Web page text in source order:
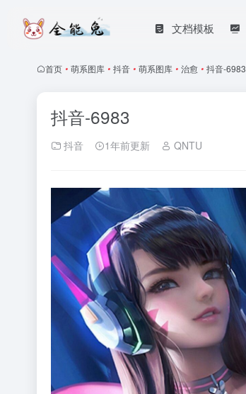
文档模板
首页 • 萌系图库 • 抖音 • 萌系图库 • 治愈 • 抖音-6983
抖音-6983
抖音 1年前更新 QNTU